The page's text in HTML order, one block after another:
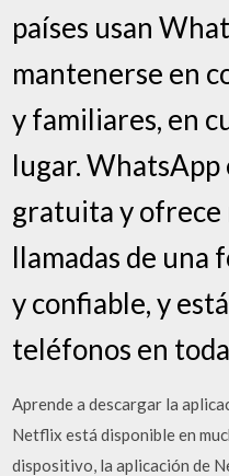
países usan
mantenerse en
y familiares, en
lugar. WhatsApp
gratuita y ofrece
llamadas de una
y confiable, y
teléfonos en
Aprende a descargar la
Netflix está disponible en
dispositivo, la aplicación de